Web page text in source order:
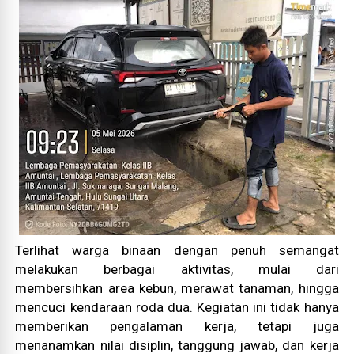
Terlihat warga binaan dengan penuh semangat
melakukan berbagai aktivitas, mulai dari
membersihkan area kebun, merawat tanaman, hingga
mencuci kendaraan roda dua. Kegiatan ini tidak hanya
memberikan pengalaman kerja, tetapi juga
menanamkan nilai disiplin, tanggung jawab, dan kerja